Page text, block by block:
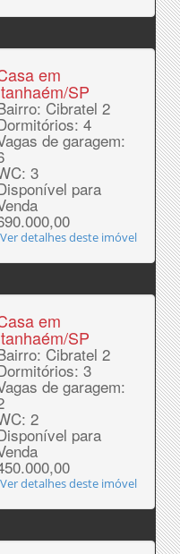
em
SP
Cibratel 2
4
de garagem:
3
para
Ver detalhes deste imóvel
em
SP
Cibratel 2
3
de garagem:
2
para
Ver detalhes deste imóvel